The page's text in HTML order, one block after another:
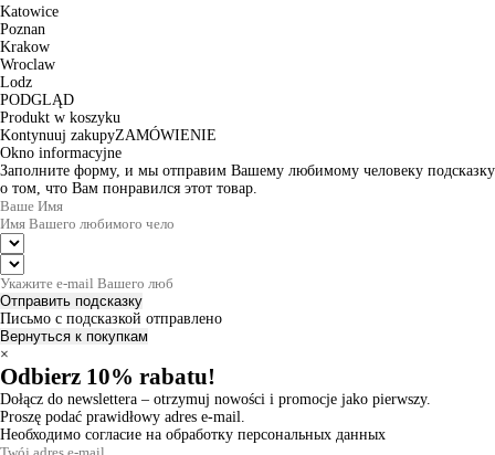
Katowice
Poznan
Krakow
Wroclaw
Lodz
PODGLĄD
Produkt w koszyku
Kontynuuj zakupyZAMÓWIENIE
Okno informacyjne
Заполните форму, и мы отправим Вашему любимому человеку подсказку
о том, что Вам понравился этот товар.
Отправить подсказку
Письмо с подсказкой отправлено
Вернуться к покупкам
×
Odbierz 10% rabatu!
Dołącz do newslettera – otrzymuj nowości i promocje jako pierwszy.
Proszę podać prawidłowy adres e-mail.
Необходимо согласие на обработку персональных данных